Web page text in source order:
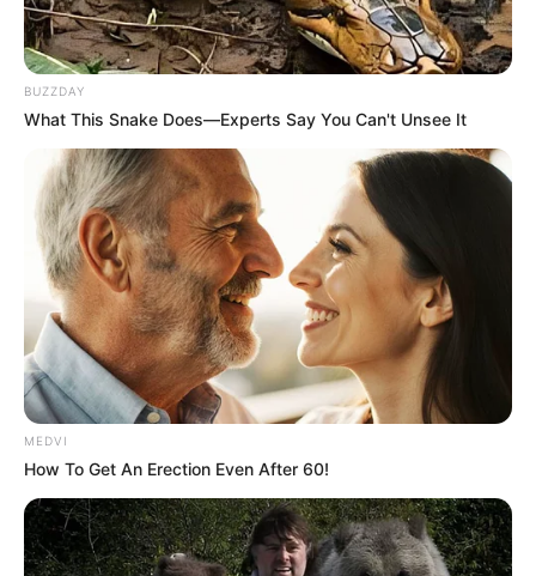
BUZZDAY
What This Snake Does—Experts Say You Can't Unsee It
MEDVI
How To Get An Erection Even After 60!